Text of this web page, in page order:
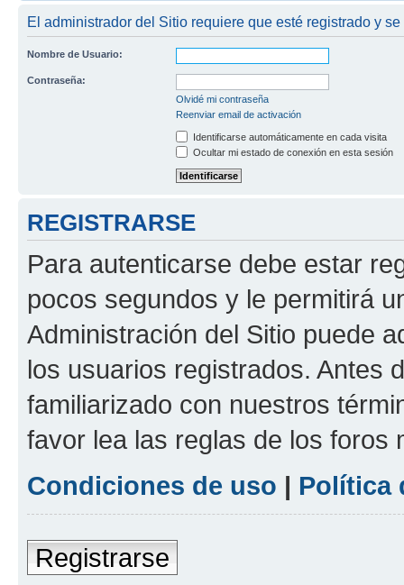
El administrador del Sitio requiere que esté registrado y
Nombre de Usuario:
Contraseña:
Olvidé mi contraseña
Reenviar email de activación
Identificarse automáticamente en cada visita
Ocultar mi estado de conexión en esta sesión
REGISTRARSE
Para autenticarse debe estar
pocos segundos y le permitirá
Administración del Sitio puede
los usuarios registrados. Antes
familiarizado con nuestros
favor lea las reglas de los foros
Condiciones de uso | Política
Registrarse